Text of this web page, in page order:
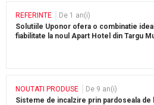
REFERINTE
De 1 an(i)
Solutiile Uponor ofera o combinatie
fiabilitate la noul Apart Hotel din Targu
NOUTATI PRODUSE
De 9 an(i)
Sisteme de incalzire prin pardoseala de